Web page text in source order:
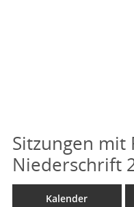
Sitzungen mit
Niederschrift
Kalender